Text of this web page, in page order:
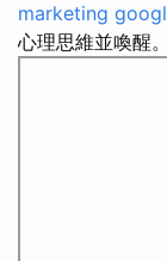
marketing
心理思維並喚醒。